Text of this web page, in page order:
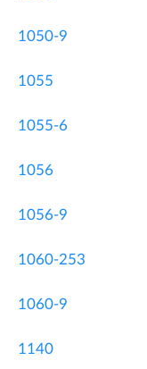
1050-9
1055
1055-6
1056
1056-9
1060-253
1060-9
1140